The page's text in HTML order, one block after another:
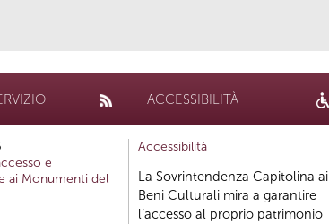
e
ai Monumenti del
ACCESSIBILITÀ
Accessibilità
La Sovrintendenza Capitolina ai
Beni Culturali mira a garantire
l’accesso al proprio patrimonio